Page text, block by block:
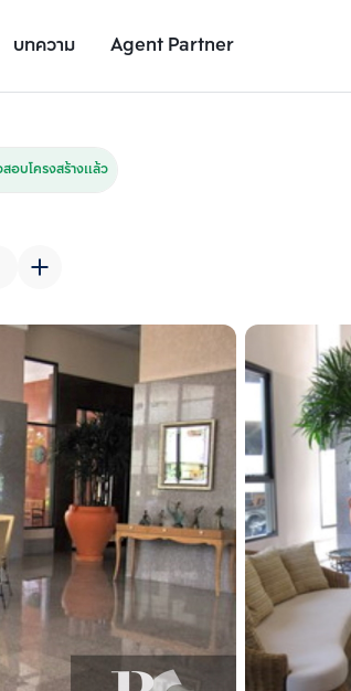
บทความ Agent Partner
รายละเอียดยูนิต
อบโครงสร้างแล้ว
เพิ่มยูนิตเปรียบเทียบ
รายการที่ 2